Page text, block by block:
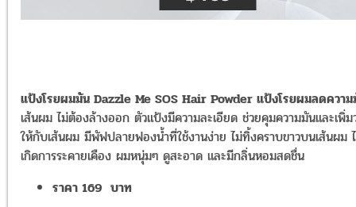
แป้งโรยผมมัน Dazzle Me SOS Hair Powder แป้งโรยผมลดควา
เส้นผม ไม่ต้องล้างออก ตัวแป้งมีความละเอียด ช่วยคุมความมันและเพิ่
ให้กับเส้นผม มีพัฟปลายฟองน้ำที่ใช้งานง่าย ไม่ทิ้งคราบขาวบนเส้นผม
เกิดการระคายเคือง ผมหนุ่มๆ ดูสะอาด และมีกลิ่นหอมสดชื่น
ราคา 169 บาท